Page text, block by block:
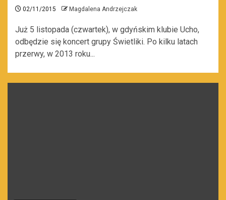
02/11/2015 Magdalena Andrzejczak
Już 5 listopada (czwartek), w gdyńskim klubie Ucho,
odbędzie się koncert grupy Świetliki. Po kilku latach
przerwy, w 2013 roku...